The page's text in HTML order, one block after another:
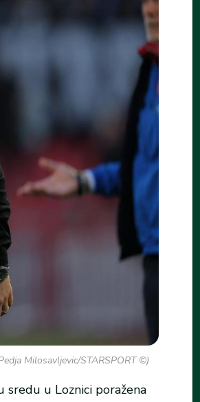
Milosavljevic/STARSPORT ©)
sredu u Loznici poražena